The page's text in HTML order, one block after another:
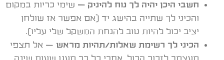
חשבי היכן יהיה לך נוח להיניק – שימי כריות במקום
והכיני לך שתייה בהישג יד (אם אפשר אז שולחן
יציב יכול להיות טוב להנחת המשקל שלי עליו).
הכיני לך רשימת שאלות/תהיות מראש – אל תצפי